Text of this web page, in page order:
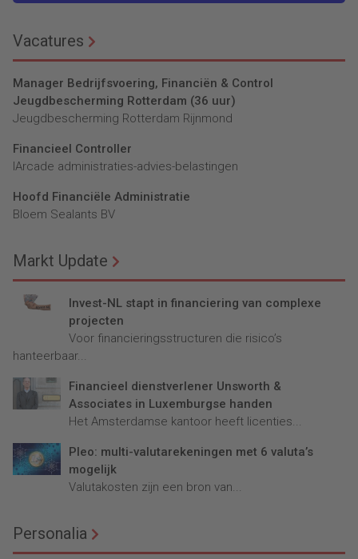
Vacatures
Manager Bedrijfsvoering, Financiën & Control
Jeugdbescherming Rotterdam (36 uur)
Jeugdbescherming Rotterdam Rijnmond
Financieel Controller
lArcade administraties-advies-belastingen
Hoofd Financiële Administratie
Bloem Sealants BV
Markt Update
Invest-NL stapt in financiering van complexe
projecten
Voor financieringsstructuren die risico’s
hanteerbaar...
Financieel dienstverlener Unsworth &
Associates in Luxemburgse handen
Het Amsterdamse kantoor heeft licenties...
Pleo: multi-valutarekeningen met 6 valuta’s
mogelijk
Valutakosten zijn een bron van...
Personalia